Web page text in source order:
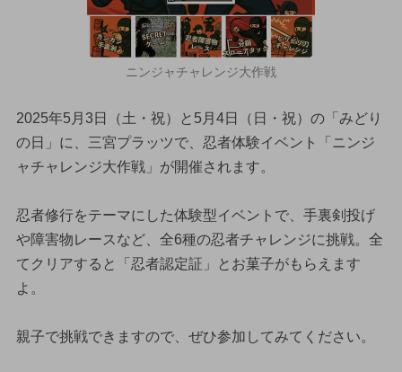
ニンジャチャレンジ大作戦
2025年5月3日（土・祝）と5月4日（日・祝）の「みどり
の日」に、三宮プラッツで、忍者体験イベント「ニンジ
ャチャレンジ大作戦」が開催されます。
忍者修行をテーマにした体験型イベントで、手裏剣投げ
や障害物レースなど、全6種の忍者チャレンジに挑戦。全
てクリアすると「忍者認定証」とお菓子がもらえます
よ。
親子で挑戦できますので、ぜひ参加してみてください。